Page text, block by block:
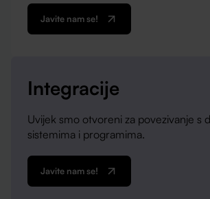
Javite nam se!
Integracije
Uvijek smo otvoreni za povezivanje s
sistemima i programima.
Javite nam se!